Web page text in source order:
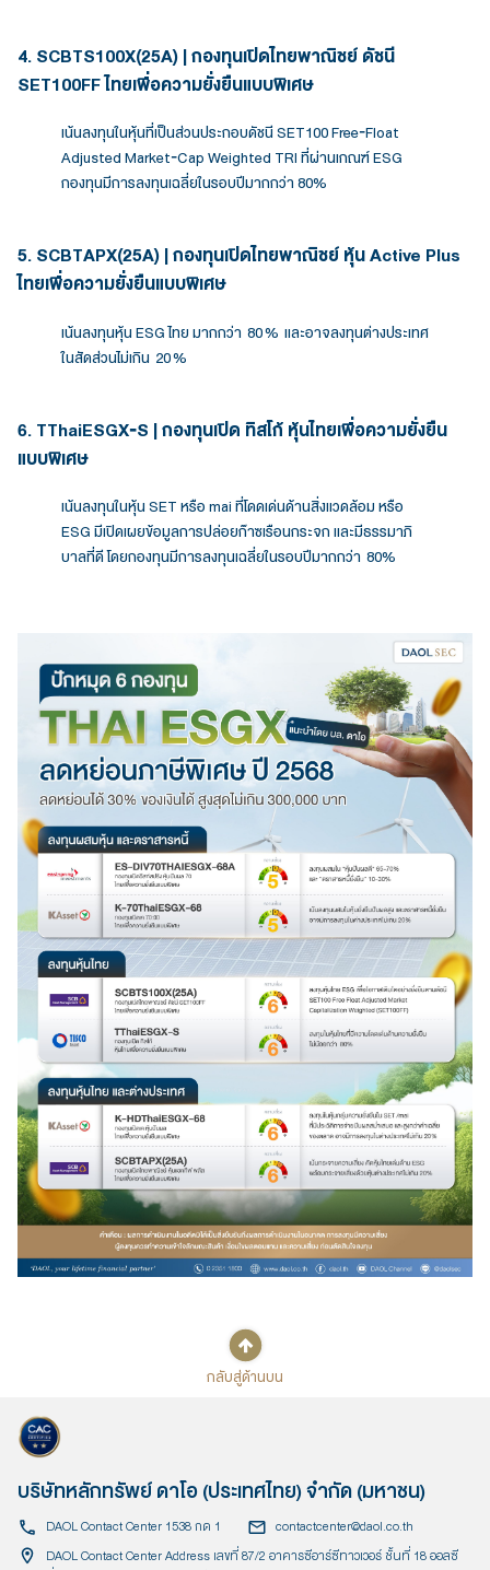
4. SCBTS100X(25A) | กองทุนเปิดไทยพาณิชย์ ดัชนี
SET100FF ไทยเพื่อความยั่งยืนแบบพิเศษ
เน้นลงทุนในหุ้นที่เป็นส่วนประกอบดัชนี SET100 Free‑Float
Adjusted Market‑Cap Weighted TRI ที่ผ่านเกณฑ์ ESG
กองทุนมีการลงทุนเฉลี่ยในรอบปีมากกว่า 80%
5. SCBTAPX(25A) | กองทุนเปิดไทยพาณิชย์ หุ้น Active Plus
ไทยเพื่อความยั่งยืนแบบพิเศษ
เน้นลงทุนหุ้น ESG ไทย มากกว่า 80 % และอาจลงทุนต่างประเทศ
ในสัดส่วนไม่เกิน 20 %
6. TThaiESGX‑S | กองทุนเปิด ทิสโก้ หุ้นไทยเพื่อความยั่งยืน
แบบพิเศษ
เน้นลงทุนในหุ้น SET หรือ mai ที่โดดเด่นด้านสิ่งแวดล้อม หรือ
ESG มีเปิดเผยข้อมูลการปล่อยก๊าซเรือนกระจก และมีธรรมาภิ
บาลที่ดี โดยกองทุนมีการลงทุนเฉลี่ยในรอบปีมากกว่า 80%
กลับสู่ด้านบน
บริษัทหลักทรัพย์ ดาโอ (ประเทศไทย) จำกัด (มหาชน)
DAOL Contact Center 1538 กด 1
contactcenter@daol.co.th
DAOL Contact Center Address เลขที่ 87/2 อาคารซีอาร์ซีทาวเวอร์ ชั้นที่ 18 ออลซี